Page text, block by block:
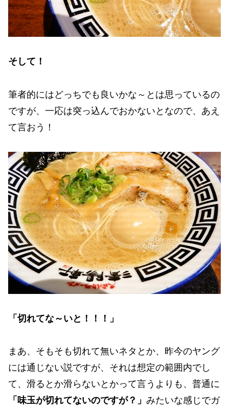
そして！
筆者的にはどっちでも良いかな～とは思っているの
ですが、一応は突っ込んでおかないとなので、あえ
て言おう！
「切れてな～いと！！！」
まあ、そもそも切れて無いネタとか、昨今のヤング
には通じない説ですが、それは想定の範囲内でし
て、滑るとか滑らないとかって言うよりも、普通に
「味玉が切れてないのですが？」 みたいな感じでガ